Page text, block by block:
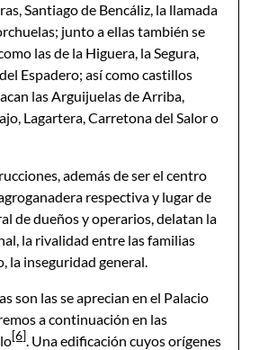
Santiago de Bencáliz, la llamada
junto a ellas también se
las de la Higuera, la Segura,
Espadero; así como castillos
las Arguijuelas de Arriba,
Lagartera, Carretona del Salor o
además de ser el centro
respectiva y lugar de
de dueños y operarios, delatan la
la rivalidad entre las familias
la inseguridad general.
son las se aprecian en el Palacio
a continuación en las
[6]. Una edificación cuyos orígenes